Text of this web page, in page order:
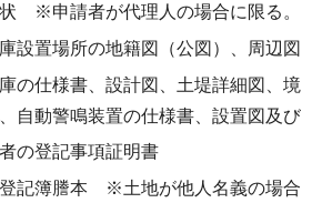
※申請者が代理人の場合に限る。
設置場所の地籍図（公図）、周辺図
の仕様書、設計図、土堤詳細図、境
自動警鳴装置の仕様書、設置図及び
の登記事項証明書
記簿謄本 ※土地が他人名義の場合